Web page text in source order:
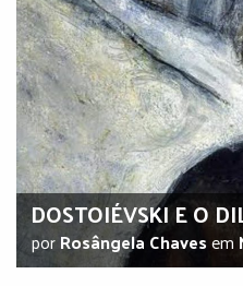
DOSTOIÉVSKI E O
porRosângela Chavesem